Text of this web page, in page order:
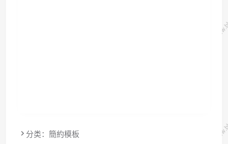
分类：簡約模板